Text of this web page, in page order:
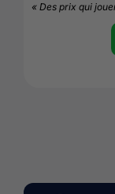
« Des prix qui